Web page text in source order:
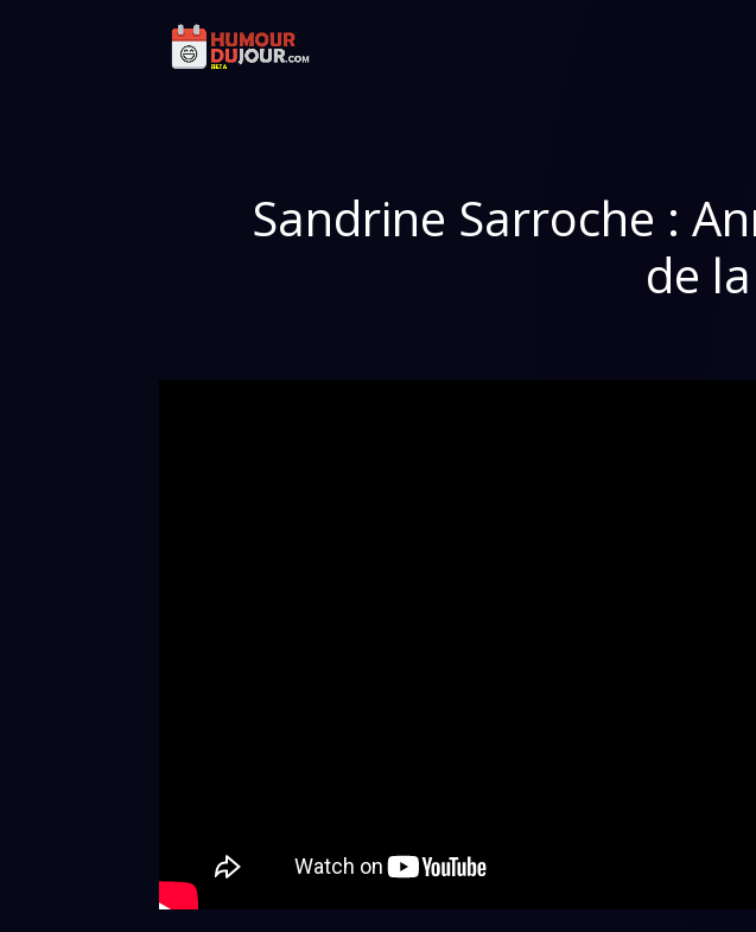
Sandrine Sarroche :
de